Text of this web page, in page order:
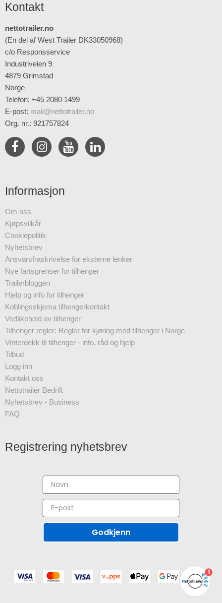
Kontakt
nettotrailer.no
(En del af West Trailer DK33050968)
c/o Responsservice
Industriveien 9
4879 Grimstad
Norge
Telefon: +45 2080 1499
E-post: mail@nettotrailer.no
Org. nr.: 921757824
Informasjon
Om oss
Kjøpsvilkår
Cookiepolitik
Nyhetsbrev
Ansvarsfraskrivelse for eksterne lenker
Nye fartsgrenser for tilhenger
Trailerbloggen
Hjelp og info for tilhenger
Koblingsskjema tilhengerkontakt
Vedlikehold av tilhenger
Tilhenger regler: Regler for kjøring med tilhenger i Norge
Vinterdekk til tilhenger - info, råd og hjelp
Tilbud
Logg inn
Kontakt oss
Nettotrailer Bedrift
Nyhetsbrev - Business
FAQ
Registrering nyhetsbrev
Godkjenn
1